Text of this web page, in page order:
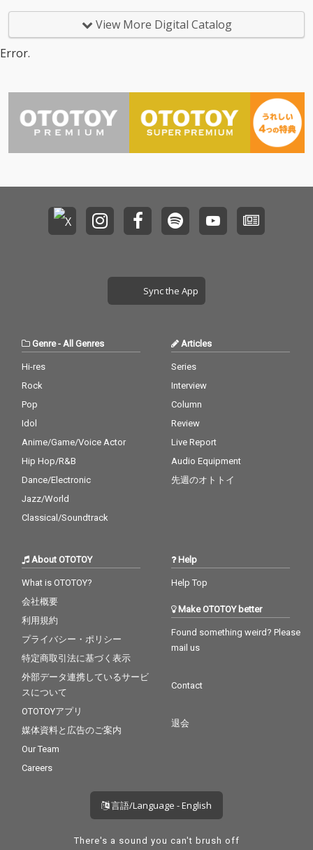
かな逸品。 小林大吾フ
ァンの間で人気の「手
ンバーとして、かつて
活動を共にした女性詩
人totoを客演に迎え
て、オリジナルとは一
リーズでお馴染み
男”が真犯人を追い詰め
る様子を描いた「容疑
小林とタケウチ、2人
かな逸品。 小林大吾フ
ァンの間で人気の「手
タケが「SUIKA」のメ
ンバーとして、かつて
活動を共にした女性詩
人totoを客演に迎え
て、オリジナルとは一
リーズでお馴染み
男”が真犯人を追い詰め
る様子を描いた「容疑
小林とタケウチ、2人
が生み出す言葉と音楽
カズタケの「blueprin
t」(2021年作)以来の11
曲編曲演奏トラックプ
ロデュースだけでな
く、いわゆるメロディ
ラインや歌唱までを担
ロディとコード感、歌
も含めて「タケウチカ
ズタケらしさ」を表現
会ったミュージシャ
ン、 シンガー、ラッパ
ーに、まるでラブレタ
それらの曲を送り、そ
た。 Bird、多和田え
み、Sweep、shyoudo
慧（セカイイチ）とい
ったヴォーカリストか
ら、HI-KING TAKASE、
JAB（高槻POSSE）、a
多彩なゲストを迎え、
タケウチカズタケが、
へと繋がる重要な作
品、 これが生誕50周年
なった、Album「50(fif
ty)」で ある。
カズタケの「blueprin
t」(2021年作)以来の11
た作品」が中心で、作
曲編曲演奏トラックプ
ロデュースだけでな
く、いわゆるメロディ
ラインや歌唱までを担
ロディとコード感、歌
も含めて「タケウチカ
ズタケらしさ」を表現
制作は主に2021年、コ
ロナ禍において曲を書
会ったミュージシャ
ン、 シンガー、ラッパ
ーに、まるでラブレタ
それらの曲を送り、そ
の作品に共感、共鳴し
てくれた人達と 約4年
た。 Bird、多和田え
み、Sweep、shyoudo
慧（セカイイチ）とい
多彩なゲストを迎え、
タケウチカズタケが、
次の10年で目指す場所
へと繋がる重要な作
品、 これが生誕50周年
の2025年にリリースと
なった、Album「50(fif
View More Digital Catalog
Error.
Sync the App
Genre- All Genres
Hi-res
Rock
Pop
Idol
Anime/Game/Voice Actor
Hip Hop/R&B
Dance/Electronic
Jazz/World
Classical/Soundtrack
Articles
Series
Interview
Column
Review
Live Report
Audio Equipment
先週のオトトイ
About OTOTOY
What is OTOTOY?
会社概要
利用規約
プライバシー・ポリシー
特定商取引法に基づく表示
外部データ連携しているサービ
スについて
OTOTOYアプリ
媒体資料と広告のご案内
Our Team
Careers
Help
Help Top
Make OTOTOY better
Found something weird? Please
mail us
Contact
退会
言語/Language - English
There's a sound you can't brush off